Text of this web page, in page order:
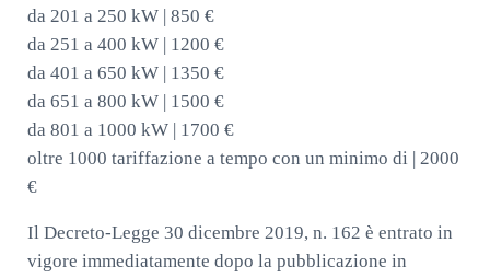
da 201 a 250 kW | 850 €
da 251 a 400 kW | 1200 €
da 401 a 650 kW | 1350 €
da 651 a 800 kW | 1500 €
da 801 a 1000 kW | 1700 €
oltre 1000 tariffazione a tempo con un minimo di | 2000
€
Il Decreto-Legge 30 dicembre 2019, n. 162 è entrato in
vigore immediatamente dopo la pubblicazione in